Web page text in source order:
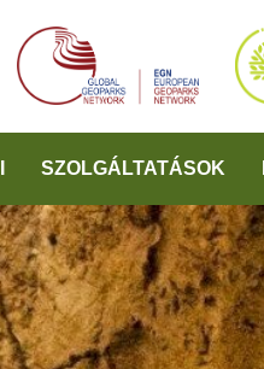
SZOLGÁLTATÁSOK